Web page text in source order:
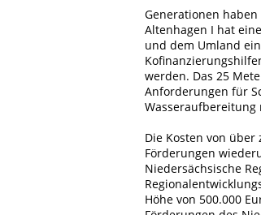
Generationen
Altenhagen I hat
und dem Umland
werden. Das 25
Anforderungen für
Wasseraufbereitung
Die Kosten von
Förderungen
Niedersächsische
Höhe von 500.000